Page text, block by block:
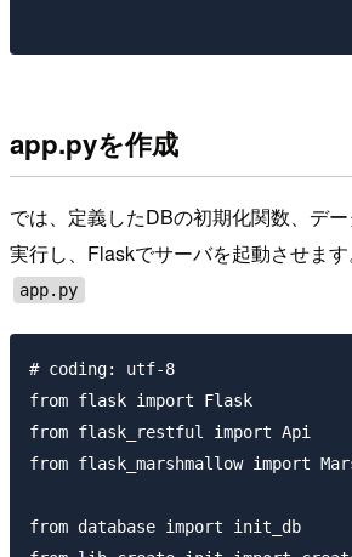
app.pyを作成
では、定義したDBの初期化関数、デ
実行し、Flaskでサーバを起動させます
app.py
# coding: utf-8
from flask import Flask
from flask_restful import Api
from flask_marshmallow import
from database import init_db